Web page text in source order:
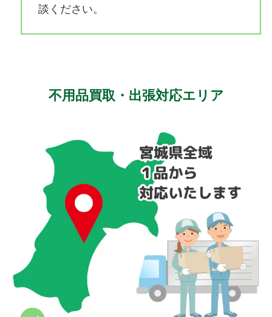
談ください。
不用品買取・出張対応エリア